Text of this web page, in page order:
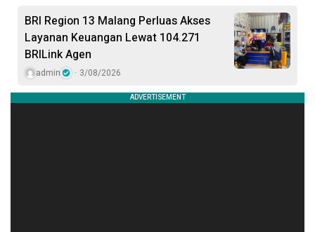
BRI Region 13 Malang Perluas Akses
Layanan Keuangan Lewat 104.271
BRILink Agen
admin 3/08/2026